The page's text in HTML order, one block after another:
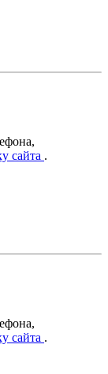
сайта .
сайта .